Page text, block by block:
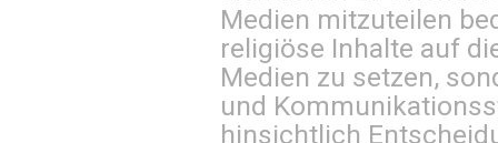
Medien mitzuteilen
religiöse Inhalte auf
Medien zu setzen,
und
hinsichtlich